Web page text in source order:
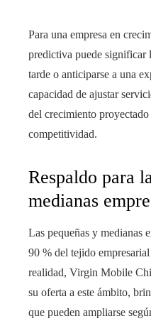
Para una empresa en
predictiva puede significar
tarde o anticiparse a una
capacidad de ajustar
del crecimiento
competitividad.
Respaldo para
medianas
Las pequeñas y medianas
90 % del tejido
realidad, Virgin Mobile
su oferta a este ámbito,
que pueden ampliarse